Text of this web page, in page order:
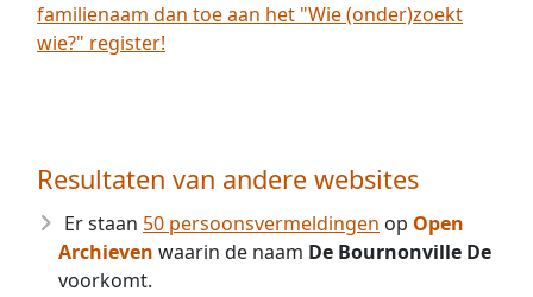
familienaam dan toe aan het "Wie (onder)zoekt
wie?" register!
Resultaten van andere websites
Er staan 50 persoonsvermeldingen op Open
Archieven waarin de naam De Bournonville De
voorkomt.